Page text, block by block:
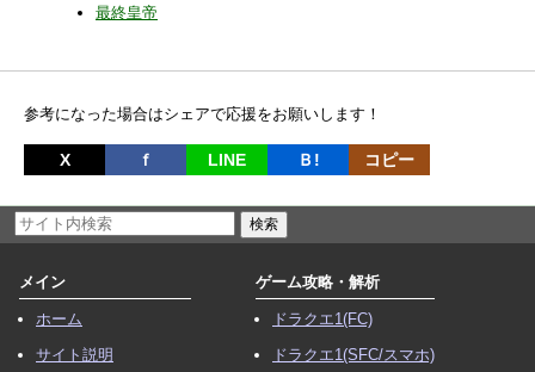
最終皇帝
参考になった場合はシェアで応援をお願いします！
X ｆ LINE Ｂ! コピー
メイン
ホーム
サイト説明
ゲーム攻略・解析
ドラクエ1(FC)
ドラクエ1(SFC/スマホ)